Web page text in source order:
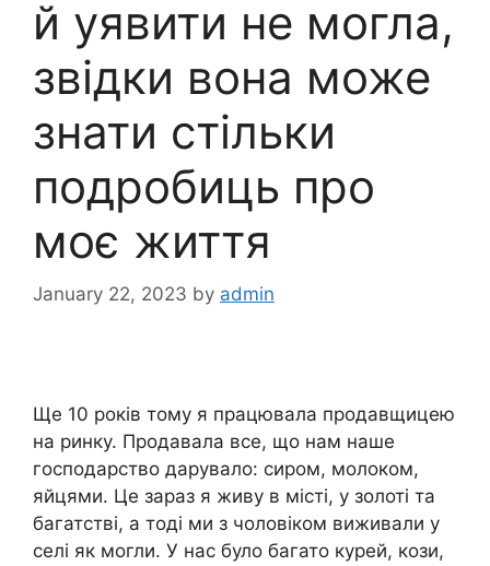
й уявити не могла,
звідки вона може
знати стільки
подробиць про
моє життя
January 22, 2023 by admin
Ще 10 років тому я працювала продавщицею
на ринку. Продавала все, що нам наше
господарство дарувало: сиром, молоком,
яйцями. Це зараз я живу в місті, у золоті та
багатстві, а тоді ми з чоловіком виживали у
селі як могли. У нас було багато курей, кози,